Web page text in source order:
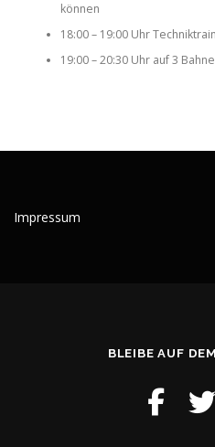
können
18:00 – 19:00 Uhr
19:00 – 20:30 Uhr auf 3
Impressum
BLEIBE AUF